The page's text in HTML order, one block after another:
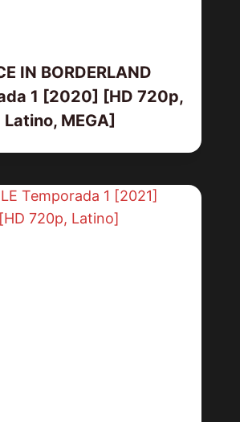
IN BORDERLAND
1 [2020] [HD 720p,
Latino, MEGA]